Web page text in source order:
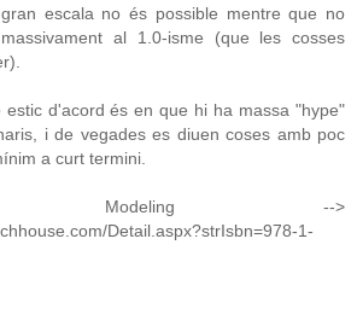
escala no és possible mentre que no
al 1.0-isme (que les cosses
d'acord és en que hi ha massa "hype"
i de vegades es diuen coses amb poc
a curt termini.
Modeling -->
Detail.aspx?strIsbn=978-1-